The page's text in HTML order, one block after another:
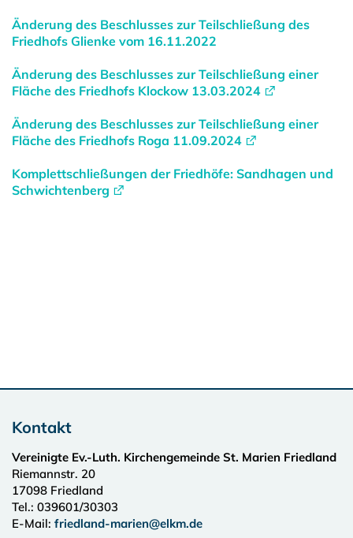
Änderung des Beschlusses zur Teilschließung des
Friedhofs Glienke vom 16.11.2022
Änderung des Beschlusses zur Teilschließung einer
Fläche des Friedhofs Klockow 13.03.2024
Änderung des Beschlusses zur Teilschließung einer
Fläche des Friedhofs Roga 11.09.2024
Komplettschließungen der Friedhöfe: Sandhagen und
Schwichtenberg
Kontakt
Vereinigte Ev.-Luth. Kirchengemeinde St. Marien Friedland
Riemannstr. 20
17098 Friedland
Tel.: 039601/30303
E-Mail: friedland-marien@elkm.de